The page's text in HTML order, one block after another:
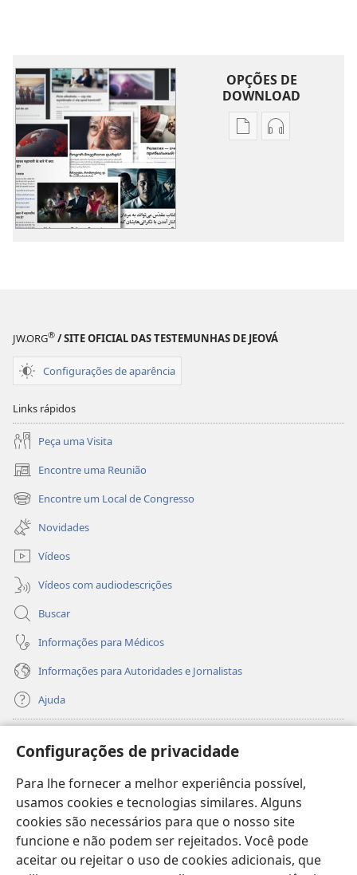
Configurações de privacidade
Para lhe fornecer a melhor experiência possível,
usamos cookies e tecnologias similares. Alguns
cookies são necessários para que o nosso site
funcione e não podem ser rejeitados. Você pode
aceitar ou rejeitar o uso de cookies adicionais, que
OPÇÕES DE
DOWNLOAD
OpçõesOpções
JW.ORG® / SITE OFICIAL DAS TESTEMUNHAS DE JEOVÁ
Configurações de aparência
Links rápidos
Peça uma Visita
Encontre uma Reunião
(abre
nova
janela)
Encontre um Local de Congresso
(abre
nova
janela)
Novidades
Vídeos
Vídeos com audiodescrições
Buscar
Informações para Médicos
Informações para Autoridades e Jornalistas
Ajuda
(abre
nova
janela)
Biblioteca On-line da Torre de Vigia™
(abre
nova
janela)JW Hub
(abre
nova
janela)JW Library